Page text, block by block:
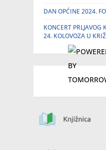
DAN OPĆINE 2024.
KONCERT PRLJAVOG
24. KOLOVOZA U